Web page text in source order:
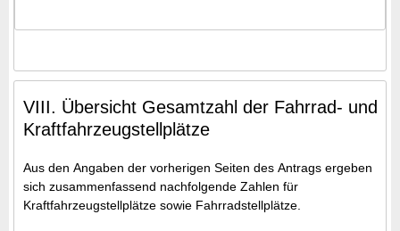
VIII. Übersicht Gesamtzahl der Fahrrad- und
Kraftfahrzeugstellplätze
Aus den Angaben der vorherigen Seiten des Antrags ergeben
sich zusammenfassend nachfolgende Zahlen für
Kraftfahrzeugstellplätze sowie Fahrradstellplätze.